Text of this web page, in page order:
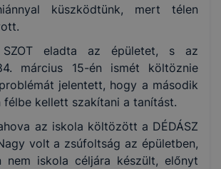
küszködtünk, mert télen
eladta az épületet, s az
március 15-én ismét költöznie
jelentett, hogy a második
félbe kellett szakítani a tanítást.
az iskola költözött a DÉDÁSZ
volt a zsúfoltság az épületben,
nem iskola céljára készült, előnyt